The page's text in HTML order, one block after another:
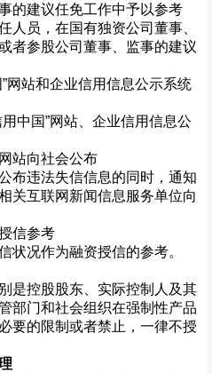
的建议任免工作中予以参考
员，在国有独资公司董事、
者参股公司董事、监事的建议
站和企业信用信息公示系统
国”网站、企业信用信息公
站向社会公布
违法失信信息的同时，通知
关互联网新闻信息服务单位向
信参考
况作为融资授信的参考。
控股股东、实际控制人及其
部门和社会组织在强制性产品
要的限制或者禁止，一律不授